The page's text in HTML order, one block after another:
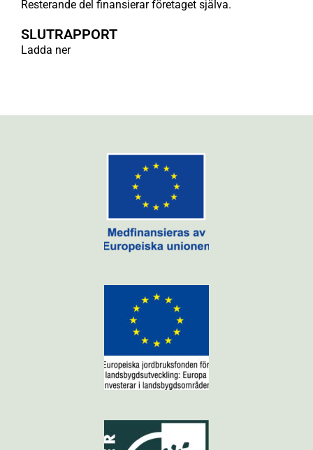
Resterande del finansierar företaget själva.
SLUTRAPPORT
Ladda ner